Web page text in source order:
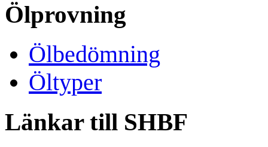
Ölprovning
Ölbedömning
Öltyper
Länkar till SHBF